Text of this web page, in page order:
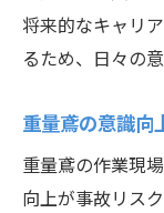
将来的なキャリ
るため、日々の
重量鳶の意識向
重量鳶の作業現
向上が事故リス